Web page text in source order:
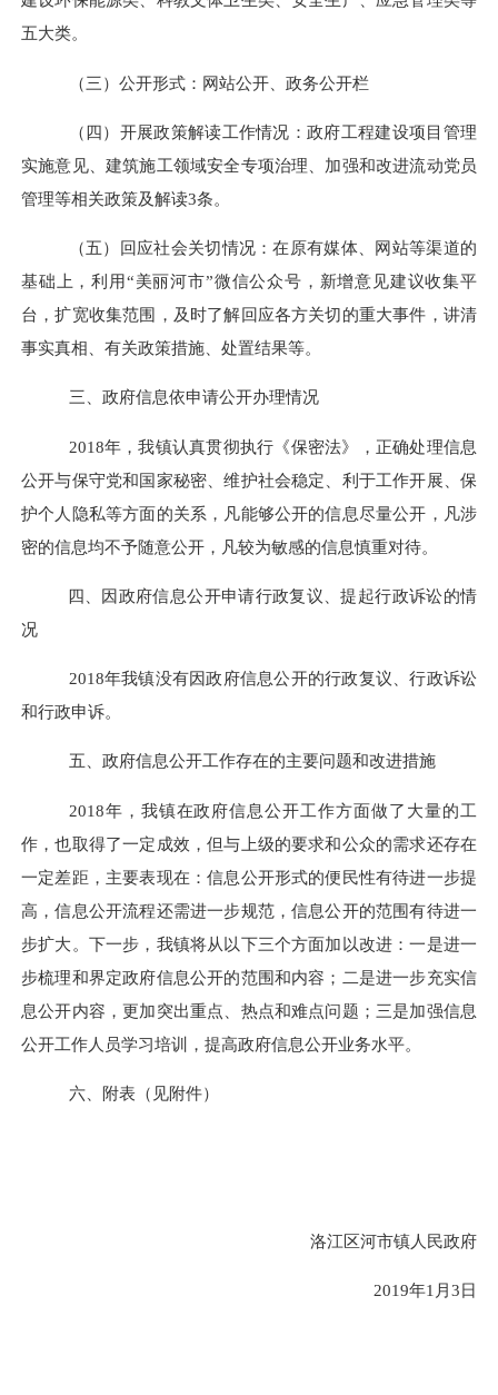
五大类。
（三）公开形式：网站公开、政务公开栏
（四）开展政策解读工作情况：政府工程建设项目管理
实施意见、建筑施工领域安全专项治理、加强和改进流动党员
管理等相关政策及解读3条。
（五）回应社会关切情况：在原有媒体、网站等渠道的
基础上，利用“美丽河市”微信公众号，新增意见建议收集平
台，扩宽收集范围，及时了解回应各方关切的重大事件，讲清
事实真相、有关政策措施、处置结果等。
三、政府信息依申请公开办理情况
2018年，我镇认真贯彻执行《保密法》，正确处理信息
公开与保守党和国家秘密、维护社会稳定、利于工作开展、保
护个人隐私等方面的关系，凡能够公开的信息尽量公开，凡涉
密的信息均不予随意公开，凡较为敏感的信息慎重对待。
四、因政府信息公开申请行政复议、提起行政诉讼的情
况
2018年我镇没有因政府信息公开的行政复议、行政诉讼
和行政申诉。
五、政府信息公开工作存在的主要问题和改进措施
2018年，我镇在政府信息公开工作方面做了大量的工
作，也取得了一定成效，但与上级的要求和公众的需求还存在
一定差距，主要表现在：信息公开形式的便民性有待进一步提
高，信息公开流程还需进一步规范，信息公开的范围有待进一
步扩大。下一步，我镇将从以下三个方面加以改进 ：一是进一
步梳理和界定政府信息公开的范围和内容； 二是进一步充实信
息公开内容，更加突出重点、热点和难点问题； 三是加强信息
公开工作人员学习培训，提高政府信息公开业务水平。
六、附表（见附件）
洛江区河市镇人民政府
2019年1 月3日